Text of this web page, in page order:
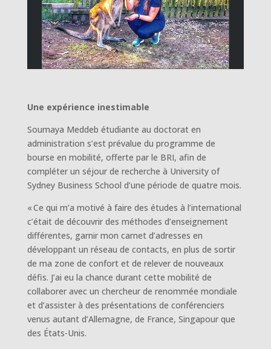
Une expérience inestimable
Soumaya Meddeb étudiante au doctorat en
administration s’est prévalue du programme de
bourse en mobilité, offerte par le BRI, afin de
compléter un séjour de recherche à University of
Sydney Business School d’une période de quatre mois.
« Ce qui m’a motivé à faire des études à l’international
c’était de découvrir des méthodes d’enseignement
différentes, garnir mon carnet d’adresses en
développant un réseau de contacts, en plus de sortir
de ma zone de confort et de relever de nouveaux
défis. J’ai eu la chance durant cette mobilité de
collaborer avec un chercheur de renommée mondiale
et d’assister à des présentations de conférenciers
venus autant d’Allemagne, de France, Singapour que
des États-Unis.